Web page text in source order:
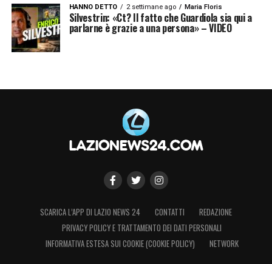
HANNO DETTO 2 settimane ago Maria Floris
Silvestrin: «Ct? Il fatto che Guardiola sia qui a
parlarne è grazie a una persona» – VIDEO
SCARICA L’APP DI LAZIO NEWS 24 CONTATTI
REDAZIONE
PRIVACY POLICY E TRATTAMENTO DEI DATI PERSONALI
INFORMATIVA ESTESA SUI COOKIE (COOKIE POLICY)
NETWORK